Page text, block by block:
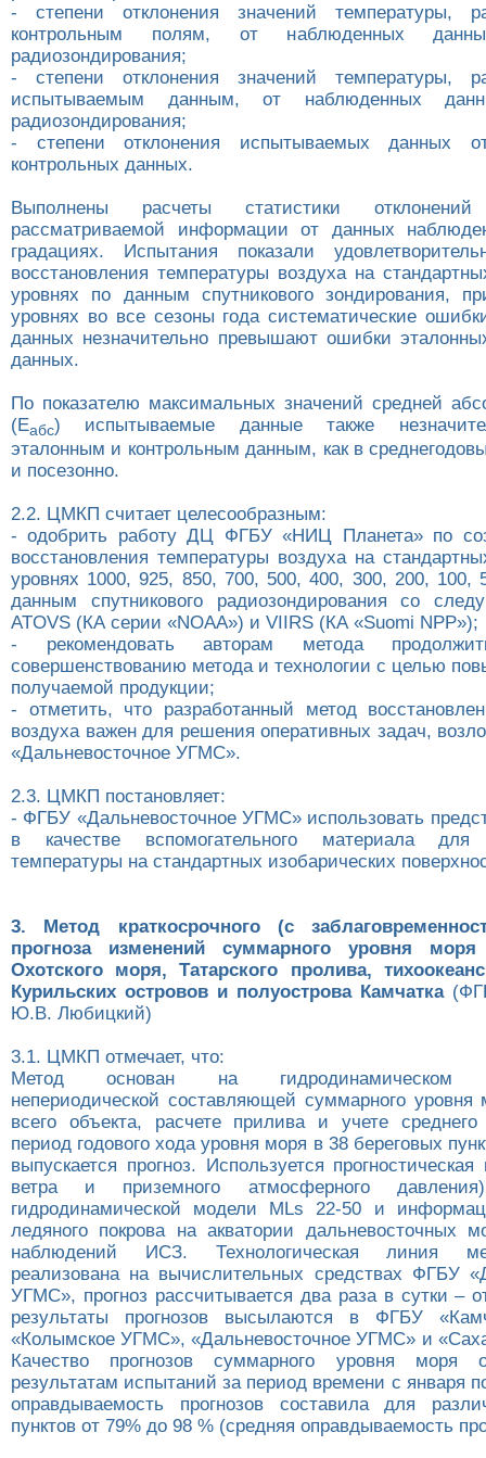
- степени отклонения значений температуры,
контрольным полям, от наблюденных
радиозондирования;
- степени отклонения значений температуры,
испытываемым данным, от наблюденных
радиозондирования;
- степени отклонения испытываемых данных
контрольных данных.
Выполнены расчеты статистики
рассматриваемой информации от данных
градациях. Испытания показали
восстановления температуры воздуха на
уровнях по данным спутникового зондирования,
уровнях во все сезоны года систематические
данных незначительно превышают ошибки
данных.
По показателю максимальных значений средней
(Еабс) испытываемые данные также
эталонным и контрольным данным, как в
и посезонно.
2.2. ЦМКП считает целесообразным:
- одобрить работу ДЦ ФГБУ «НИЦ Планета» по
восстановления температуры воздуха на
уровнях 1000, 925, 850, 700, 500, 400, 300, 200, 100,
данным спутникового радиозондирования со
ATOVS (КА серии «NOAA») и VIIRS (КА «Suomi NPP»);
- рекомендовать авторам метода
совершенствованию метода и технологии с целью
получаемой продукции;
- отметить, что разработанный метод
воздуха важен для решения оперативных задач,
«Дальневосточное УГМС».
2.3. ЦМКП постановляет:
- ФГБУ «Дальневосточное УГМС» использовать
в качестве вспомогательного материала
температуры на стандартных изобарических
3. Метод краткосрочного (с
прогноза изменений суммарного уровня
Охотского моря, Татарского пролива,
Курильских островов и полуострова Камчатка
Ю.В. Любицкий)
3.1. ЦМКП отмечает, что:
Метод основан на гидродинамическом
непериодической составляющей суммарного уровня
всего объекта, расчете прилива и учете среднего
период годового хода уровня моря в 38 береговых
выпускается прогноз. Используется
ветра и приземного атмосферного давления)
гидродинамической модели MLs 22-50 и
ледяного покрова на акватории дальневосточных
наблюдений ИСЗ. Технологическая линия
реализована на вычислительных средствах ФГБУ
УГМС», прогноз рассчитывается два раза в сутки –
результаты прогнозов высылаются в ФГБУ
«Колымское УГМС», «Дальневосточное УГМС» и
Качество прогнозов суммарного уровня моря
результатам испытаний за период времени с января
оправдываемость прогнозов составила для
пунктов от 79% до 98 % (средняя оправдываемость